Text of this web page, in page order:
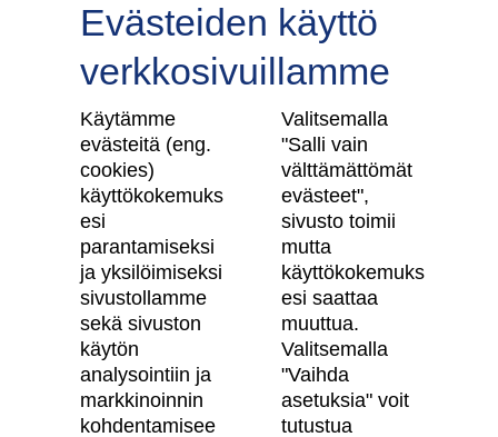
Tilaa uutiskirje
Skanska Kodit
Artikkelit
Digitaalinen asuntokauppa
Asiakkaiden kokemuksia meistä
Vastuullisuus
Evästeiden käyttö
verkkosivuillamme
Käytämme
evästeitä (eng.
cookies)
käyttökokemuks
esi
parantamiseksi
ja yksilöimiseksi
sivustollamme
sekä sivuston
käytön
analysointiin ja
markkinoinnin
kohdentamisee
Valitsemalla
"Salli vain
välttämättömät
evästeet",
sivusto toimii
mutta
käyttökokemuks
esi saattaa
muuttua.
Valitsemalla
"Vaihda
asetuksia" voit
tutustua